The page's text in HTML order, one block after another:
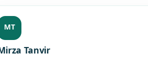
MT
Tanvir